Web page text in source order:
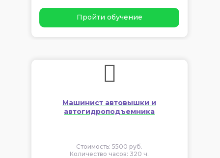
Пройти обучение
Машинист автовышки и
автогидроподъемника
Стоимость: 5500 руб.
Количество часов: 320 ч.